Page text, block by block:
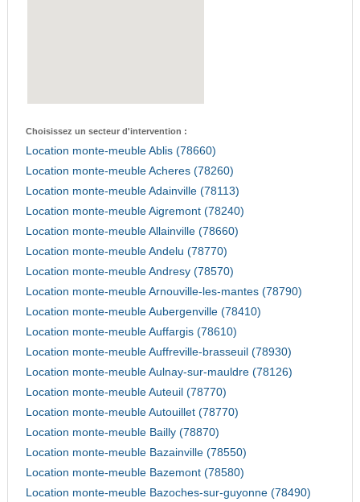
Choisissez un secteur d'intervention :
Location monte-meuble Ablis (78660)
Location monte-meuble Acheres (78260)
Location monte-meuble Adainville (78113)
Location monte-meuble Aigremont (78240)
Location monte-meuble Allainville (78660)
Location monte-meuble Andelu (78770)
Location monte-meuble Andresy (78570)
Location monte-meuble Arnouville-les-mantes (78790)
Location monte-meuble Aubergenville (78410)
Location monte-meuble Auffargis (78610)
Location monte-meuble Auffreville-brasseuil (78930)
Location monte-meuble Aulnay-sur-mauldre (78126)
Location monte-meuble Auteuil (78770)
Location monte-meuble Autouillet (78770)
Location monte-meuble Bailly (78870)
Location monte-meuble Bazainville (78550)
Location monte-meuble Bazemont (78580)
Location monte-meuble Bazoches-sur-guyonne (78490)